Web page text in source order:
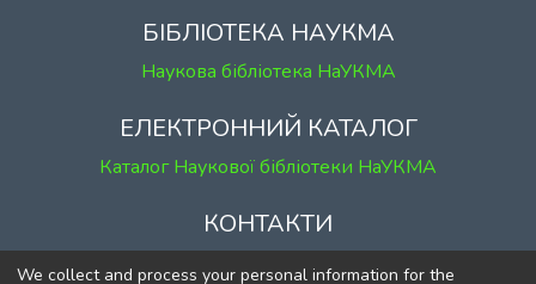
БІБЛІОТЕКА НАУКМА
Наукова бібліотека НаУКМА
ЕЛЕКТРОННИЙ КАТАЛОГ
Каталог Наукової бібліотеки НаУКМА
КОНТАКТИ
м. Київ, вул. Григорія Сковороди, 2
We collect and process your personal information for the